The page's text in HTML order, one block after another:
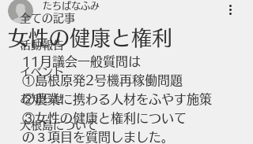
全ての記事
活動報告
イベント
お知らせ
大根島について
女性の健康と権利
たちばなふみ
11月議会一般質問は
①島根原発2号機再稼働問題
②農業に携わる人材をふやす施策
③女性の健康と権利について
の３項目を質問しました。